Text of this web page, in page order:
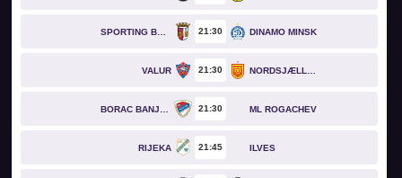
SPORTING BRAGA 21 30 DINAMO MINSK
VALUR 21 30
21 30 ML ROGACHEV
RIJEKA 21 45 ILVES